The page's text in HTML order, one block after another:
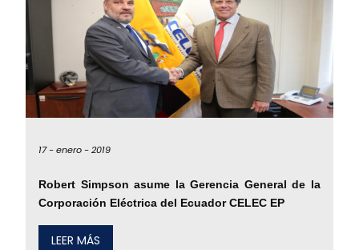
17 -enero -2019
Robert Simpson asume la Gerencia General de la
Corporación Eléctrica del Ecuador CELEC EP
LEER MÁS